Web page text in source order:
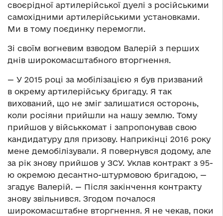
своєрідної артилерійської дуелі з російськими
самохідними артилерійськими установками.
Ми в тому поєдинку перемогли.
Зі своїм вогневим взводом Валерій з перших
днів широкомасштабного вторгнення.
— У 2015 році за мобілізацією я був призваний
в окрему артилерійську бригаду. Я так
вихований, що не зміг залишатися осторонь,
коли росіяни прийшли на нашу землю. Тому
прийшов у військкомат і запропонував свою
кандидатуру для призову. Наприкінці 2016 року
мене демобілізували. Я повернувся додому, але
за рік знову прийшов у ЗСУ. Уклав контракт з 95-
ю окремою десантно-штурмовою бригадою, —
згадує Валерій. — Після закінчення контракту
знову звільнився. Згодом почалося
широкомасштабне вторгнення. Я не чекав, поки